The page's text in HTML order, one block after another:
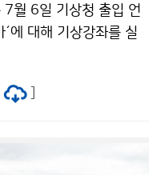
7월 6일 기상청 출입 언
에 대해 기상강좌를 실
대해 설명하는 시간을